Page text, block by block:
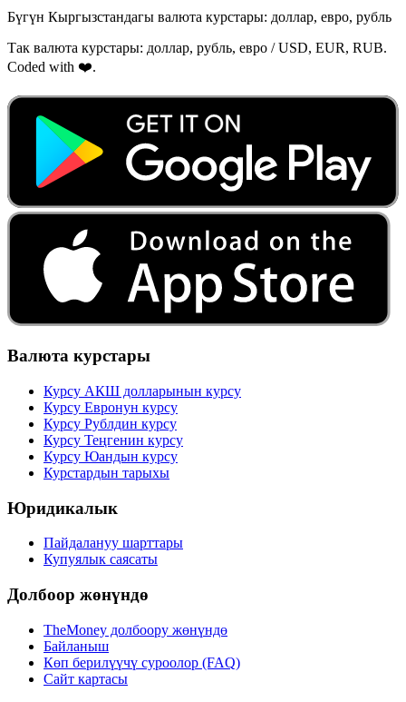
Бүгүн Кыргызстандагы валюта курстары: доллар, евро, рубль
Так валюта курстары: доллар, рубль, евро / USD, EUR, RUB.
Coded with ❤️.
Валюта курстары
Курсу АКШ долларынын курсу
Курсу Евронун курсу
Курсу Рублдин курсу
Курсу Теңгенин курсу
Курсу Юандын курсу
Курстардын тарыхы
Юридикалык
Пайдалануу шарттары
Купуялык саясаты
Долбоор жөнүндө
TheMoney долбоору жөнүндө
Байланыш
Көп берилүүчү суроолор (FAQ)
Сайт картасы